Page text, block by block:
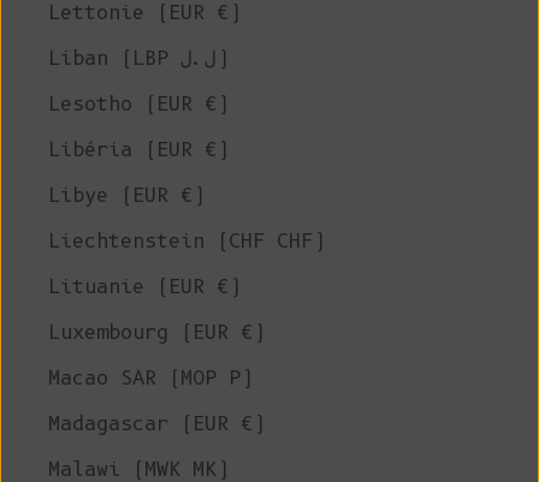
Lettonie (EUR €)
Liban (LBP ل.ل)
Lesotho (EUR €)
Libéria (EUR €)
Libye (EUR €)
Liechtenstein (CHF CHF)
Lituanie (EUR €)
Luxembourg (EUR €)
Macao SAR (MOP P)
Madagascar (EUR €)
Malawi (MWK MK)